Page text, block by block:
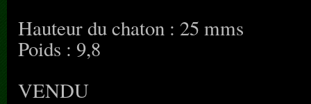
Hauteur du chaton : 25 mms
Poids : 9,8
VENDU